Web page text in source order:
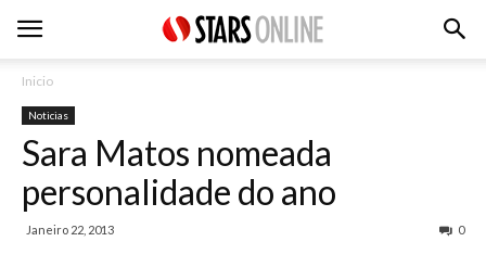
Inicio
Noticias
Sara Matos nomeada
personalidade do ano
Janeiro 22, 2013 0